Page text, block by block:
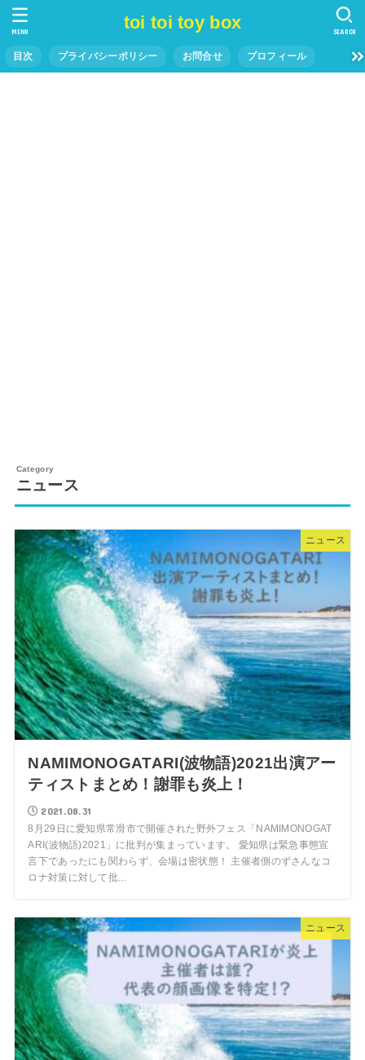
toi toi toy box
目次 プライバシーポリシー お問合せ プロフィール
SEARCH
MENU
ニュース
ニュース
NAMIMONOGATARI(波物語)2021出演アー
ティストまとめ！謝罪も炎上！
2021.08.31
8月29日に愛知県常滑市で開催された野外フェス「NAMIMONOGAT
ARI(波物語)2021」に批判が集まっています。 愛知県は緊急事態宣
言下であったにも関わらず、会場は密状態！ 主催者側のずさんなコ
ロナ対策に対して批...
ニュース